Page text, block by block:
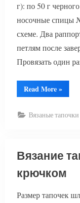
г): по 50 г
носочные спицы
схеме. Два
петлям после
Провязать один
Read More»
Вязаные тапочки
Вязание
крючком
Размер тапочек